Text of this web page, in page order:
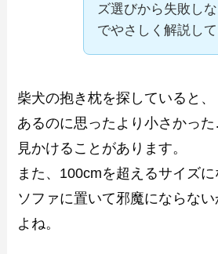
ズ選びから失敗し
でやさしく解説して
柴犬の抱き枕を探していると
あるのに思ったより小さかっ
見かけることがあります。
また、100cmを超えるサイズ
ソファに置いて邪魔にならな
よね。